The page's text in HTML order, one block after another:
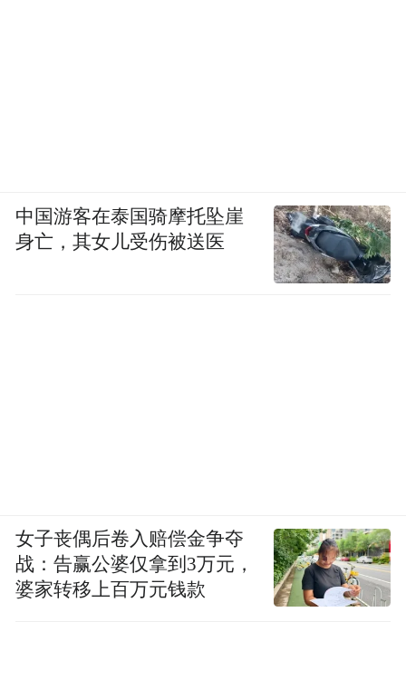
中国游客在泰国骑摩托坠崖
身亡，其女儿受伤被送医
女子丧偶后卷入赔偿金争夺
战：告赢公婆仅拿到3万元，
婆家转移上百万元钱款